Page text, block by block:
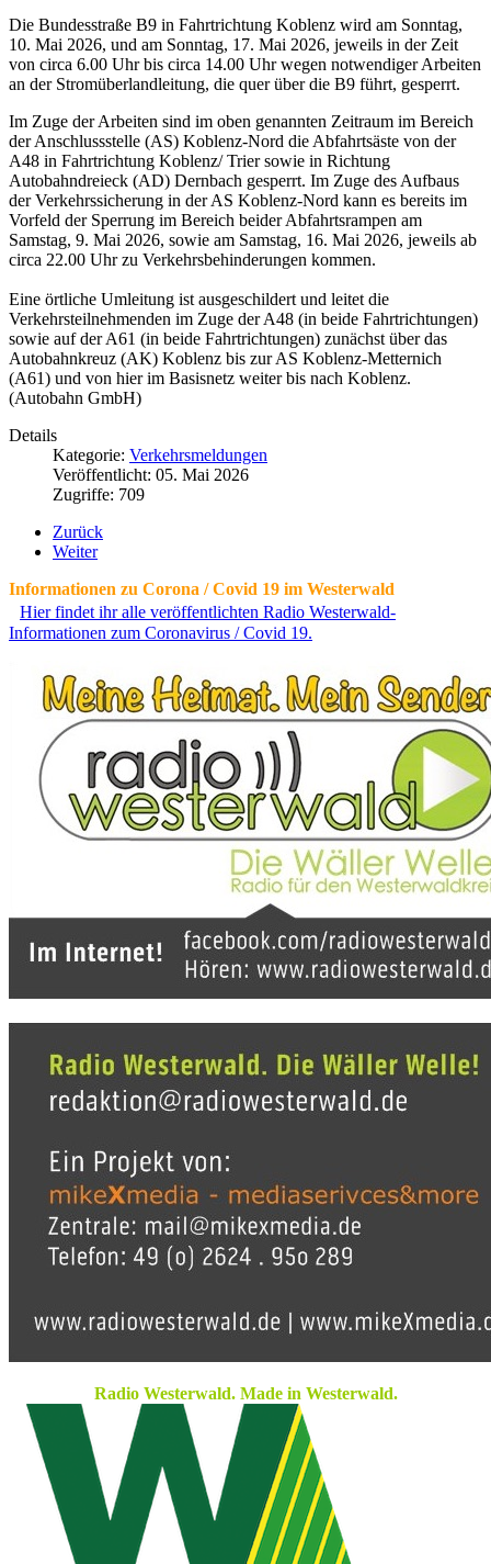
Die Bundesstraße B9 in Fahrtrichtung Koblenz wird am Sonntag,
10. Mai 2026, und am Sonntag, 17. Mai 2026, jeweils in der Zeit
von circa 6.00 Uhr bis circa 14.00 Uhr wegen notwendiger Arbeiten
an der Stromüberlandleitung, die quer über die B9 führt, gesperrt.
Im Zuge der Arbeiten sind im oben genannten Zeitraum im Bereich
der Anschlussstelle (AS) Koblenz-Nord die Abfahrtsäste von der
A48 in Fahrtrichtung Koblenz/ Trier sowie in Richtung
Autobahndreieck (AD) Dernbach gesperrt. Im Zuge des Aufbaus
der Verkehrssicherung in der AS Koblenz-Nord kann es bereits im
Vorfeld der Sperrung im Bereich beider Abfahrtsrampen am
Samstag, 9. Mai 2026, sowie am Samstag, 16. Mai 2026, jeweils ab
circa 22.00 Uhr zu Verkehrsbehinderungen kommen.
Eine örtliche Umleitung ist ausgeschildert und leitet die
Verkehrsteilnehmenden im Zuge der A48 (in beide Fahrtrichtungen)
sowie auf der A61 (in beide Fahrtrichtungen) zunächst über das
Autobahnkreuz (AK) Koblenz bis zur AS Koblenz-Metternich
(A61) und von hier im Basisnetz weiter bis nach Koblenz.
(Autobahn GmbH)
Details
Kategorie: Verkehrsmeldungen
Veröffentlicht: 05. Mai 2026
Zugriffe: 709
Zurück
Weiter
Informationen zu Corona / Covid 19 im Westerwald
Hier findet ihr alle veröffentlichten Radio Westerwald-
Informationen zum Coronavirus / Covid 19.
Radio Westerwald. Made in Westerwald.